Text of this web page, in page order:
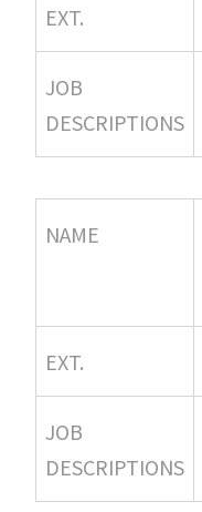
EXT.
JOB
DESCRIPTIONS
NAME
EXT.
JOB
DESCRIPTIONS